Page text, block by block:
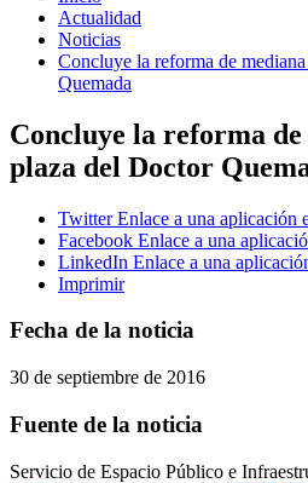
Actualidad
Noticias
Concluye la reforma de
Quemada
Concluye la reforma de
plaza del Doctor
Twitter Enlace a una aplicación
Facebook Enlace a una
LinkedIn Enlace a una
Imprimir
Fecha de la noticia
30 de septiembre de 2016
Fuente de la noticia
Servicio de Espacio Público e